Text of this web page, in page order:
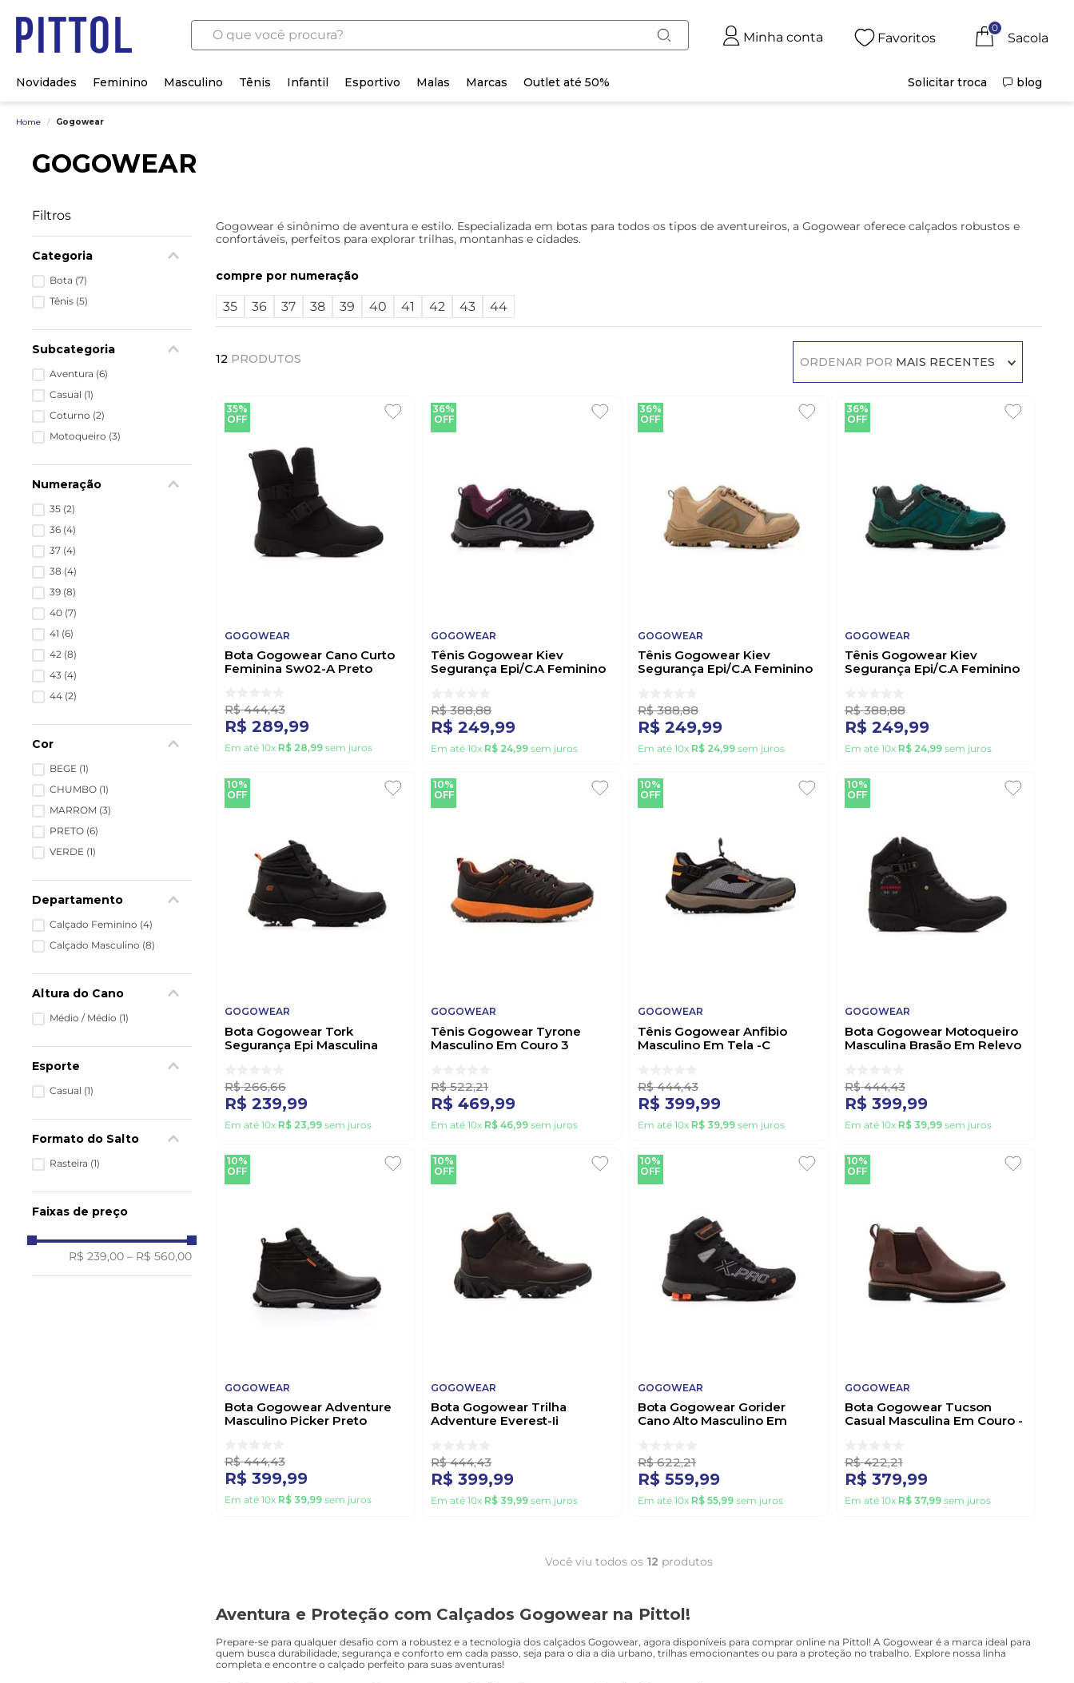
O que você procura?
Minha conta Favoritos
0
Novidades Feminino Masculino Tênis Infantil Esportivo Malas Marcas Outlet até 50% Solicitar troca blog
Home / Gogowear
GOGOWEAR
Filtros
Departamento
Calçado Feminino (4)
Calçado Masculino (8)
Categoria
Bota (7)
Tênis (5)
Subcategoria
Aventura (6)
Casual (1)
Coturno (2)
Motoqueiro (3)
Altura do Cano
Médio / Médio (1)
Cor
BEGE (1)
CHUMBO (1)
MARROM (3)
PRETO (6)
VERDE (1)
Esporte
Casual (1)
Formato do Salto
Rasteira (1)
Numeração
35 (2)
36 (4)
37 (4)
38 (4)
39 (8)
40 (7)
41 (6)
42 (8)
43 (4)
44 (2)
Faixas de preço
R$ 239,00 – R$ 560,00
Gogowear é sinônimo de aventura e estilo. Especializada em botas para todos os tipos de aventureiros, a Gogowear oferece calçados robustos e
confortáveis, perfeitos para explorar trilhas, montanhas e cidades.
numeração
35 36 37 38 39 40 41 42 43 44
12 PRODUTOS ORDENAR POR MAIS RECENTES
35%
OFF
GOGOWEAR
Bota Gogowear Cano Curto
Feminina Sw02-A Preto
R$ 444,43
R$ 289,99
Em até 10x R$ 28,99sem juros
36%
OFF
GOGOWEAR
Tênis Gogowear Kiev
Segurança Epi/C.A Feminino
R$ 388,88
R$ 249,99
Em até10x R$ 24,99 sem juros
36%
OFF
GOGOWEAR
Tênis Gogowear Kiev
Segurança Epi/C.A Feminino
R$ 388,88
R$ 249,99
Em até 10x R$ 24,99sem juros
36%
OFF
GOGOWEAR
Tênis Gogowear Kiev
Segurança Epi/C.A Feminino
R$ 388,88
R$ 249,99
Em até 10x R$ 24,99sem juros
10%
OFF
GOGOWEAR
Bota Gogowear Tork
Segurança Epi Masculina
R$ 266,66
R$ 239,99
Em até 10x R$ 23,99sem juros
10%
OFF
GOGOWEAR
Tênis Gogowear Tyrone
Masculino Em Couro 3
R$ 522,21
R$ 469,99
Em até10x R$ 46,99 sem juros
10%
OFF
GOGOWEAR
Tênis Gogowear Anfibio
Masculino Em Tela -C
R$ 444,43
R$ 399,99
Em até 10x R$ 39,99sem juros
10%
OFF
GOGOWEAR
Bota Gogowear Motoqueiro
Masculina Brasão Em Relevo
R$ 444,43
R$ 399,99
Em até 10x R$ 39,99sem juros
10%
OFF
GOGOWEAR
Bota Gogowear Adventure
Masculino Picker Preto
R$ 444,43
R$ 399,99
Em até 10x R$ 39,99sem juros
10%
OFF
GOGOWEAR
Bota Gogowear Trilha
Adventure Everest-Ii
R$ 444,43
R$ 399,99
Em até10x R$ 39,99 sem juros
10%
OFF
GOGOWEAR
Bota Gogowear Gorider
Cano Alto Masculino Em
R$ 622,21
R$ 559,99
Em até 10x R$ 55,99sem juros
10%
OFF
GOGOWEAR
Bota Gogowear Tucson
Casual Masculina Em Couro -
R$ 422,21
R$ 379,99
Em até 10x R$ 37,99sem juros
Você viu todos os 12 produtos
Aventura e Proteção com Calçados Gogowear na Pittol!
Prepare-se para qualquer desafio com a robustez e a tecnologia dos calçados Gogowear, agora disponíveis para comprar online na Pittol! A Gogowear é a marca ideal para
quem busca durabilidade, segurança e conforto em cada passo, seja para o dia a dia urbano, trilhas emocionantes ou para a proteção no trabalho. Explore nossa linha
completa e encontre o calçado perfeito para suas aventuras!